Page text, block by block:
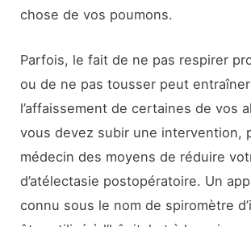
chose de vos poumons.
Parfois, le fait de ne pas respirer
ou de ne pas tousser peut entraîner
l’affaissement de certaines de vos
vous devez subir une intervention,
médecin des moyens de réduire
d’atélectasie postopératoire. Un
connu sous le nom de spiromètre